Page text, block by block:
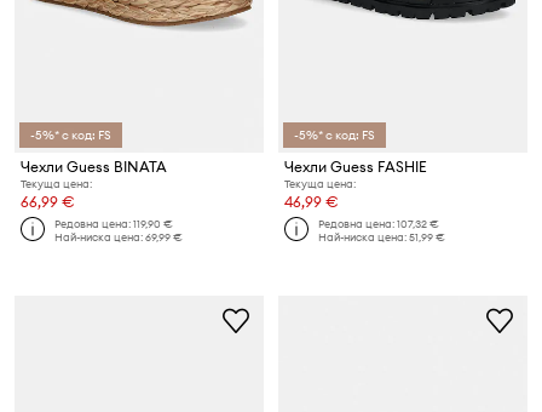
-5%* с код: FS
Чехли Guess BINATA
Текуща цена:
66,99 €
Редовна цена:119,90 €
Най-ниска цена:69,99 €
-5%* с код: FS
Чехли Guess FASHIE
Текуща цена:
46,99 €
Редовна цена:107,32 €
Най-ниска цена:51,99 €